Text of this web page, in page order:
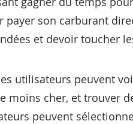
payer son carburant
et devoir toucher
utilisateurs peuvent
moins cher, et trouver
peuvent